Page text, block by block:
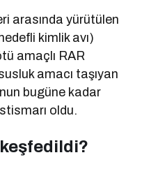
arasında yürütülen
kimlik avı)
amaçlı RAR
amacı taşıyan
bugüne kadar
oldu.
keşfedildi?